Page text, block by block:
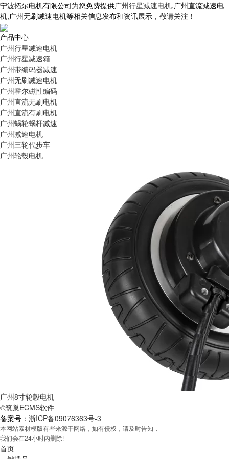
宁波拓尔电机有限公司为您免费提供广州行星减速电机,广州直流减速电
机,广州无刷减速电机等相关信息发布和资讯展示，敬请关注！
产品中心
广州行星减速电机
广州行星减速箱
广州带编码器减速
广州无刷减速电机
广州霍尔磁性编码
广州直流无刷电机
广州直流有刷电机
广州蜗轮蜗杆减速
广州减速电机
广州三轮代步车
广州轮毂电机
广州8寸轮毂电机
©筑巢ECMS软件
备案号： 浙ICP备09076363号-3
本网站素材模版有些来源于网络，如有侵权，请及时告知，
我们会在24小时内删除!
首页